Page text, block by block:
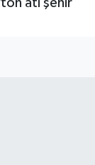
atı şehir